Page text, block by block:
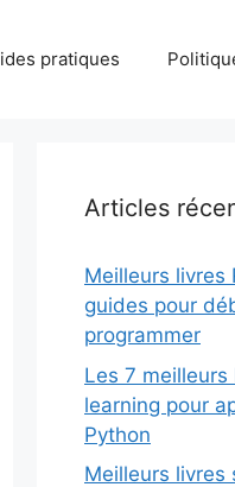
pratiques
Articles
Meilleurs livres
guides pour
programmer
Les 7
learning pour
Python
Meilleurs livres